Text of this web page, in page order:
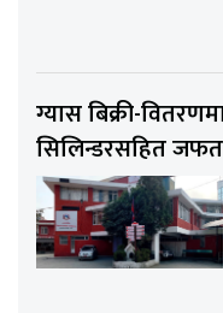
ग्यास बिक्री-
सिलिन्डरसहित